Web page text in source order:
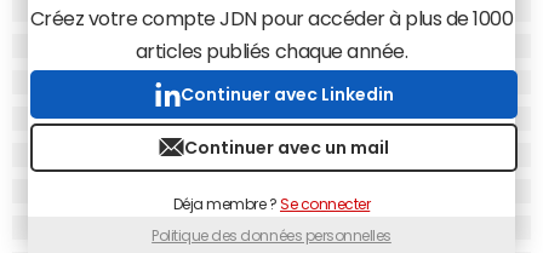
Créez votre compte JDN pour accéder à plus de 1000
articles publiés chaque année.
Continuer avec Linkedin
Continuer avec un mail
Déja membre ?Se connecter
Politique des données personnelles